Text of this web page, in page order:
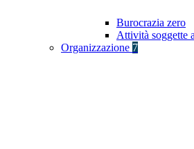
Burocrazia zero
Attività soggette
Organizzazione 7